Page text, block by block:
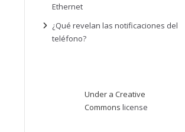
Ethernet
¿Qué revelan las notificaciones del
teléfono?
Under a Creative
Commons license